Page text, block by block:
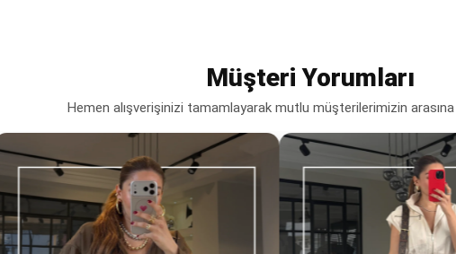
Müşteri Yorumları
Hemen alışverişinizi tamamlayarak mutlu müşterilerimizin arasına